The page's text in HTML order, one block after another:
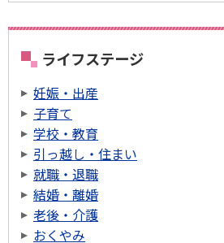
ライフステージ
妊娠・出産
子育て
学校・教育
引っ越し・住まい
就職・退職
結婚・離婚
老後・介護
おくやみ